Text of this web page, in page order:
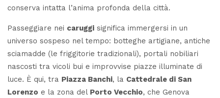
conserva intatta l’anima profonda della città.
Passeggiare nei caruggi significa immergersi in un
universo sospeso nel tempo: botteghe artigiane, antiche
sciamadde (le friggitorie tradizionali), portali nobiliari
nascosti tra vicoli bui e improvvise piazze illuminate di
luce. È qui, tra Piazza Banchi, la Cattedrale di San
Lorenzo e la zona del Porto Vecchio, che Genova